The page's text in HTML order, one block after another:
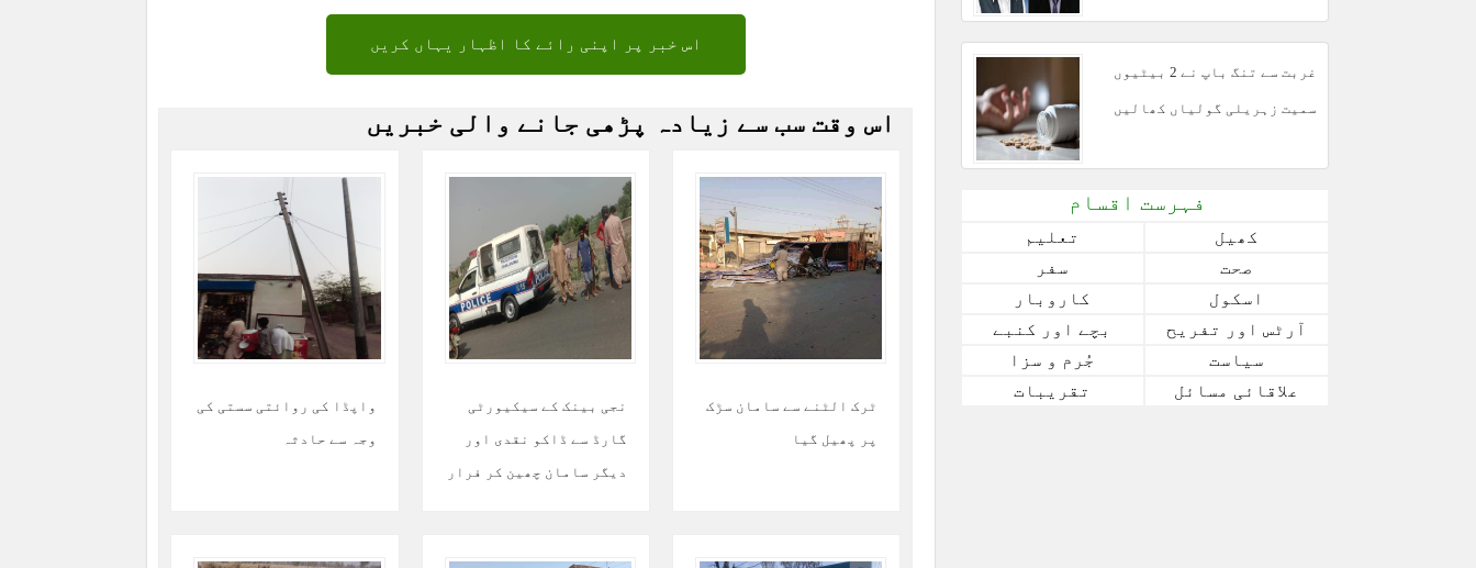
اس خبر پر اپنی رائے کا اظہار یہاں کریں
اس وقت سب سے زیادہ پڑھی جانے والی خبریں
واپڈا کی روائتی سستی کی
وجہ سے حادثہ
نجی بینک کے سیکیورٹی
گارڈ سے ڈاکو نقدی اور
دیگر سامان چھین کر فرار
ٹرک الٹنے سے سامان سڑک
پر پھیل گیا
غربت سے تنگ باپ نے 2 بیٹیوں
سمیت زہریلی گولیاں کھالیں
فہرست اقسام
کھیل
تعلیم
صحت
سفر
اسکول
کاروبار
آرٹس اور تفریح
بچے اور کنبے
سیاست
جُرم و سزا
علاقائی مسائل
تقریبات